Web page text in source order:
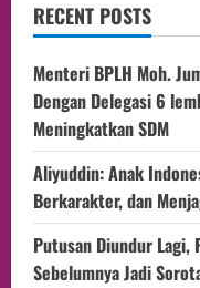
RECENT POSTS
Menteri BPLH Moh.
Dengan Delegasi 6
Meningkatkan SDM
Aliyuddin: Anak
Berkarakter, dan
Putusan Diundur Lagi,
Sebelumnya Jadi